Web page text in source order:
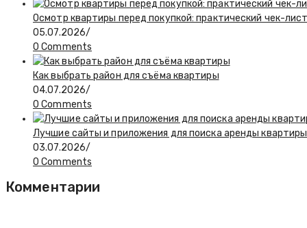
Осмотр квартиры перед покупкой: практический чек-
05.07.2026/
0 Comments
Как выбрать район для съёма квартиры
04.07.2026/
0 Comments
Лучшие сайты и приложения для поиска аренды
03.07.2026/
0 Comments
Комментарии